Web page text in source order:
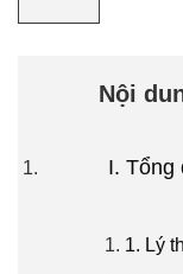
Nội
I. Tổng
1. Lý